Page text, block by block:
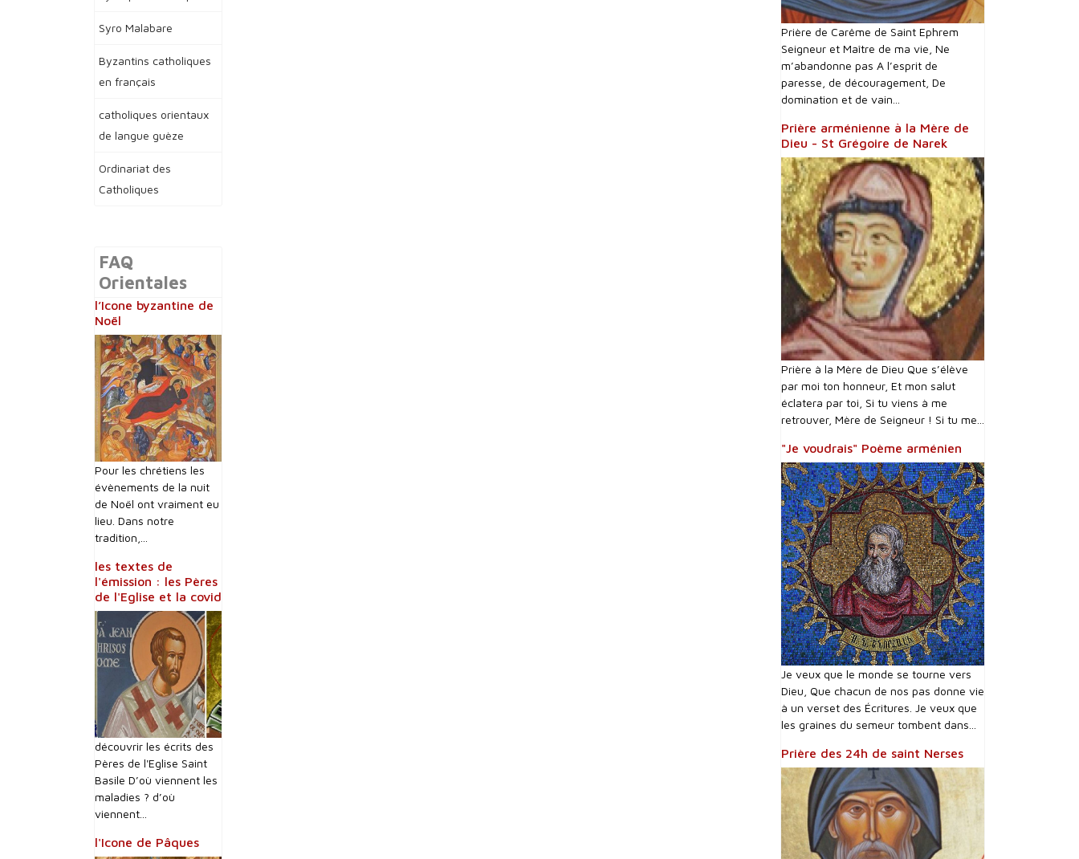
Syro Malabare
Byzantins catholiques
en français
catholiques orientaux
de langue guèze
Ordinariat des
Catholiques
FAQ
Orientales
l’Icone byzantine de
Noël
Pour les chrétiens les
évènements de la nuit
de Noël ont vraiment eu
lieu. Dans notre
tradition,...
les textes de
l'émission : les Pères
de l'Eglise et la covid
découvrir les écrits des
Pères de l'Eglise Saint
Basile D’où viennent les
maladies ? d’où
viennent...
l'Icone de Pâques
Prière de Carême de Saint Ephrem
Seigneur et Maître de ma vie, Ne
m’abandonne pas A l’esprit de
paresse, de découragement, De
domination et de vain...
Prière arménienne à la Mère de
Dieu - St Grégoire de Narek
Prière à la Mère de Dieu Que s’élève
par moi ton honneur, Et mon salut
éclatera par toi, Si tu viens à me
retrouver, Mère de Seigneur ! Si tu me...
"Je voudrais" Poème arménien
Je veux que le monde se tourne vers
Dieu, Que chacun de nos pas donne vie
à un verset des Écritures. Je veux que
les graines du semeur tombent dans...
Prière des 24h de saint Nerses